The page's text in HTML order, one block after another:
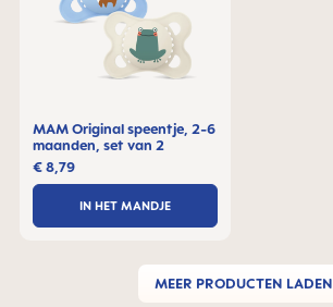
MAM Original speentje, 2-6
maanden, set van 2
€ 8,79
IN HET MANDJE
MEER PRODUCTEN LADEN